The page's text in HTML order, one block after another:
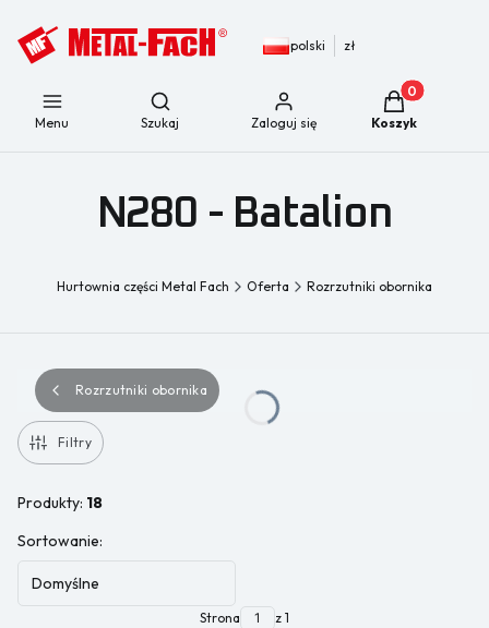
polski zł
Menu
Otwórz wyszukiwarkę
Szukaj Zaloguj się
Produkty w
Koszyk
N280 - Batalion
Hurtownia części Metal Fach Oferta Rozrzutniki obornika
Rozrzutniki obornika
Filtry
Produkty: 18
Lista produktów
Sortowanie:
Domyślne
Strona z 1